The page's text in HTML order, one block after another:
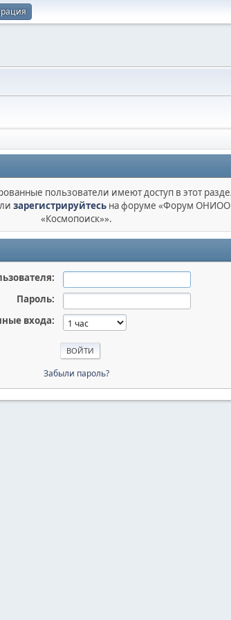
пользователи имеют доступ в этот
зарегистрируйтесьна форуме «Форум ОНИОО
«Космопоиск»».
Пароль:
входа:
Забыли пароль?